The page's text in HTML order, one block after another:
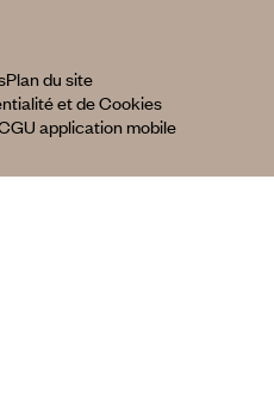
Plan du site
et de Cookies
application mobile